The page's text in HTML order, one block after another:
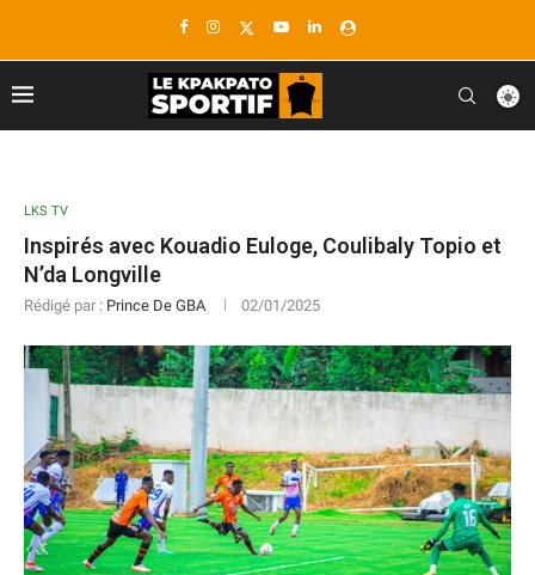
LKS TV
Inspirés avec Kouadio Euloge, Coulibaly Topio et
N’da Longville
Rédigé par : Prince De GBA 02/01/2025